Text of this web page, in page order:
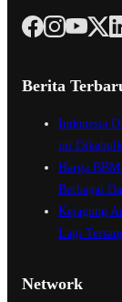
Berita
Indonesia
ini
Harga
Berbagai
Kejagung
Lagi
Network